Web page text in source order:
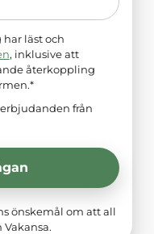
läst och
, inklusive att
återkoppling
från
önskemål om att all